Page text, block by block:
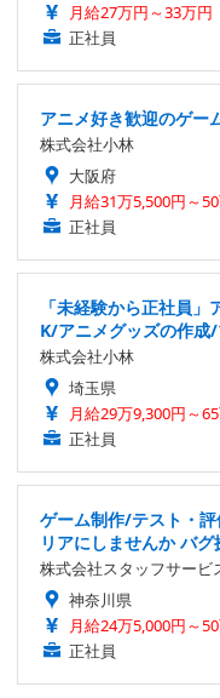
月給27万円～33万円
正社員
アニメ好き歓迎のゲー
株式会社小林
大阪府
月給31万5,500円～
正社員
「未経験から正社員
K/アニメグッズの作成
株式会社小林
埼玉県
月給29万9,300円～
正社員
ゲーム制作/テスト・
リアにしませんか バグ
株式会社スタッフサービ
神奈川県
月給24万5,000円～
正社員